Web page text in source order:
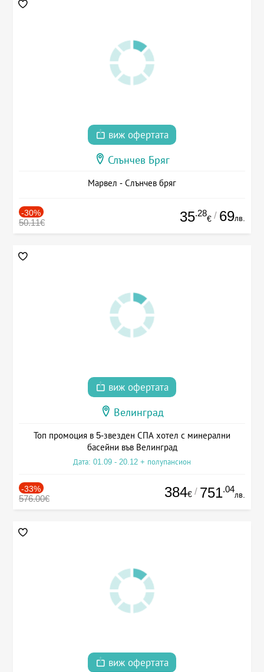
виж офертата
Слънчев Бряг
Марвел - Слънчев бряг
-30%
50.11€ 35.28
€ / 69лв.
виж офертата
Велинград
Топ промоция в 5-звезден СПА хотел с минерални
басейни във Велинград
Дата: 01.09 - 20.12 + полупансион
-33%
576.00€ 384€ / 751.04
лв.
виж офертата